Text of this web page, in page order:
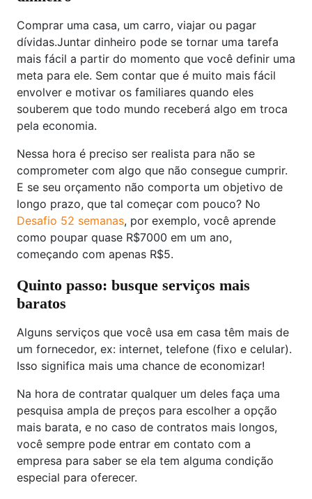
Comprar uma casa, um carro, viajar ou pagar
dívidas.Juntar dinheiro pode se tornar uma tarefa
mais fácil a partir do momento que você definir uma
meta para ele. Sem contar que é muito mais fácil
envolver e motivar os familiares quando eles
souberem que todo mundo receberá algo em troca
pela economia.
Nessa hora é preciso ser realista para não se
comprometer com algo que não consegue cumprir.
E se seu orçamento não comporta um objetivo de
longo prazo, que tal começar com pouco? No
Desafio 52 semanas, por exemplo, você aprende
como poupar quase R$7000 em um ano,
começando com apenas R$5.
Quinto passo: busque serviços mais
baratos
Alguns serviços que você usa em casa têm mais de
um fornecedor, ex: internet, telefone (fixo e celular).
Isso significa mais uma chance de economizar!
Na hora de contratar qualquer um deles faça uma
pesquisa ampla de preços para escolher a opção
mais barata, e no caso de contratos mais longos,
você sempre pode entrar em contato com a
empresa para saber se ela tem alguma condição
especial para oferecer.